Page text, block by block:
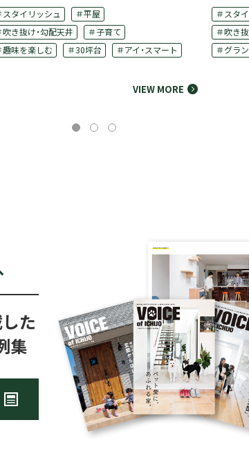
スタイリッシュ
＃平屋
吹き抜け・勾配天井
＃子育て
趣味を楽しむ
＃30坪台 ＃アイ・スマート
VIEW MORE
＃スタ
＃吹き
＃グラ
た
集